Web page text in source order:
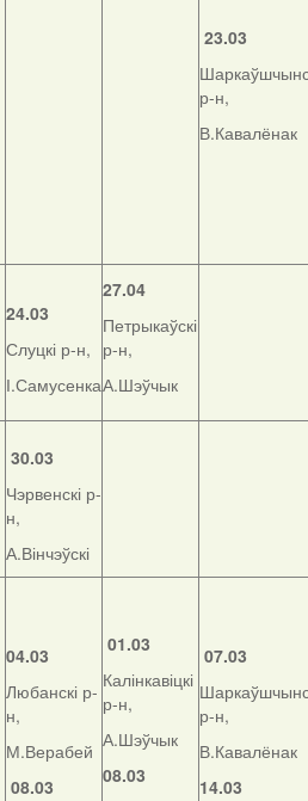
23.03
р-н,
В.Кавалёнак
24.03
Слуцкі р-н,
І.Самусенка
27.04
Петрыкаўскі
р-н,
А.Шэўчык
30.03
Чэрвенскі р-
н,
А.Вінчэўскі
04.03
Любанскі р-
н,
М.Верабей
08.03
01.03
Калінкавіцкі
р-н,
А.Шэўчык
08.03
07.03
р-н,
В.Кавалёнак
14.03